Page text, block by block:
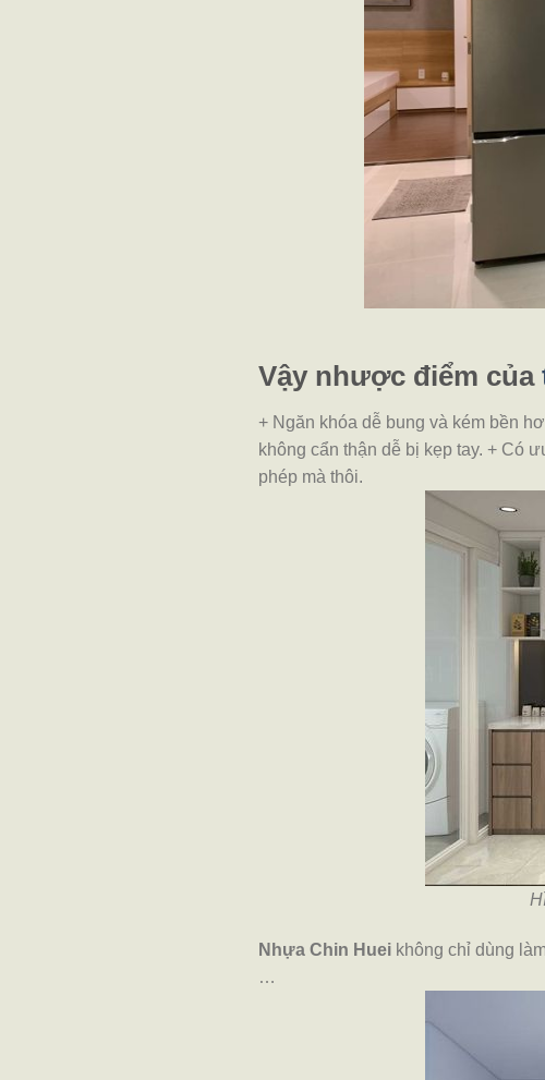
Vậy nhược điểm của
+ Ngăn khóa dễ bung và kém bền
không cẩn thận dễ bị kẹp tay. + Có
phép mà thôi.
Nhựa Chin Huei không chỉ dùng
…